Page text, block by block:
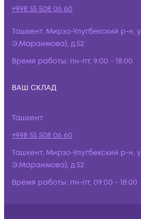
+998 55 508 06 60
Ташкент, Мирзо-Улугбекский р-
Э.Мараимова), д.52
Время работы: пн-пт, 9:00 - 18:00
ВАШ СКЛАД
Ташкент
+998 55 508 06 60
Ташкент, Мирзо-Улугбекский р-
Э.Мараимова), д.52
Время работы: пн-пт, 09:00 - 18:00